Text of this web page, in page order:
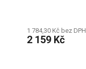
1 784,30 Kč bez DPH
2 159 Kč